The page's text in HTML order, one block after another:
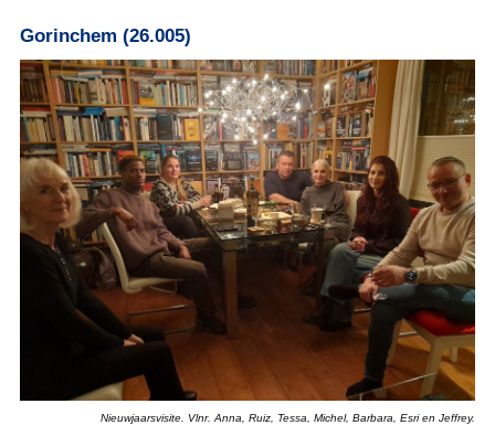
Gorinchem (26.005)
Nieuwjaarsvisite. Vlnr. Anna, Ruiz, Tessa, Michel, Barbara, Esri en Jeffrey.